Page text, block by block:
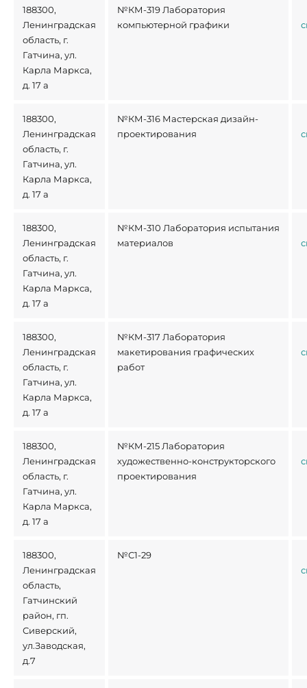
188300,
Ленинградская
область, г.
Гатчина, ул.
Карла Маркса,
д. 17 а
№КМ-319 Лаборатория
компьютерной графики
188300,
Ленинградская
область, г.
Гатчина, ул.
Карла Маркса,
д. 17 а
№КМ-316 Мастерская дизайн-
проектирования
188300,
Ленинградская
область, г.
Гатчина, ул.
Карла Маркса,
д. 17 а
№КМ-310 Лаборатория испытания
материалов
188300,
Ленинградская
область, г.
Гатчина, ул.
Карла Маркса,
д. 17 а
№КМ-317 Лаборатория
макетирования графических
работ
188300,
Ленинградская
область, г.
Гатчина, ул.
Карла Маркса,
д. 17 а
№КМ-215 Лаборатория
художественно-конструкторского
проектирования
188300,
Ленинградская
область,
Гатчинский
район, гп.
Сиверский,
ул.Заводская,
д.7
№С1-29